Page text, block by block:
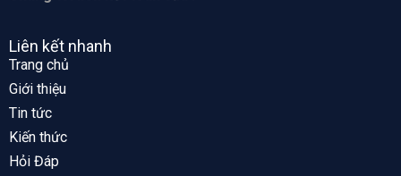
Liên kết nhanh
Trang chủ
Giới thiệu
Tin tức
Kiến thức
Hỏi Đáp